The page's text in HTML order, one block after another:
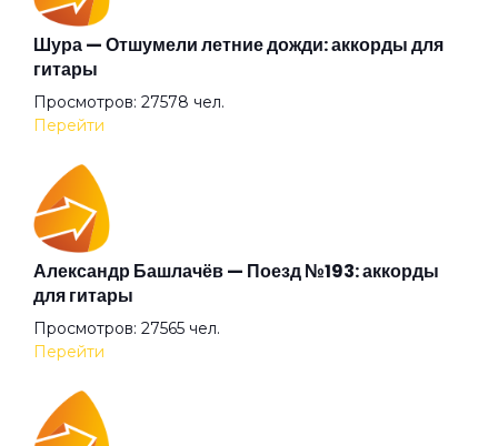
Мы курим
Незабываемая
Новый год
Обращение к мужчине
Обращение к народу
Одноклассники
Шура — Отшумели летние дожди: аккорды для
гитары
Просмотров: 27578 чел.
Перейти
Александр Башлачёв — Поезд №193: аккорды
для гитары
Просмотров: 27565 чел.
Перейти